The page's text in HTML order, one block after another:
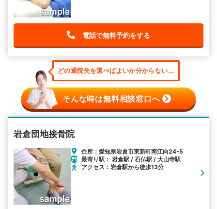
電話で無料予約をする
どの通院先を選べばよいか分からない...
そんな時は無料相談窓口へ
岩倉団地接骨院
住所：愛知県岩倉市東新町南江向24-5
最寄り駅： 岩倉駅 / 石仏駅 / 大山寺駅
アクセス：岩倉駅から徒歩13分